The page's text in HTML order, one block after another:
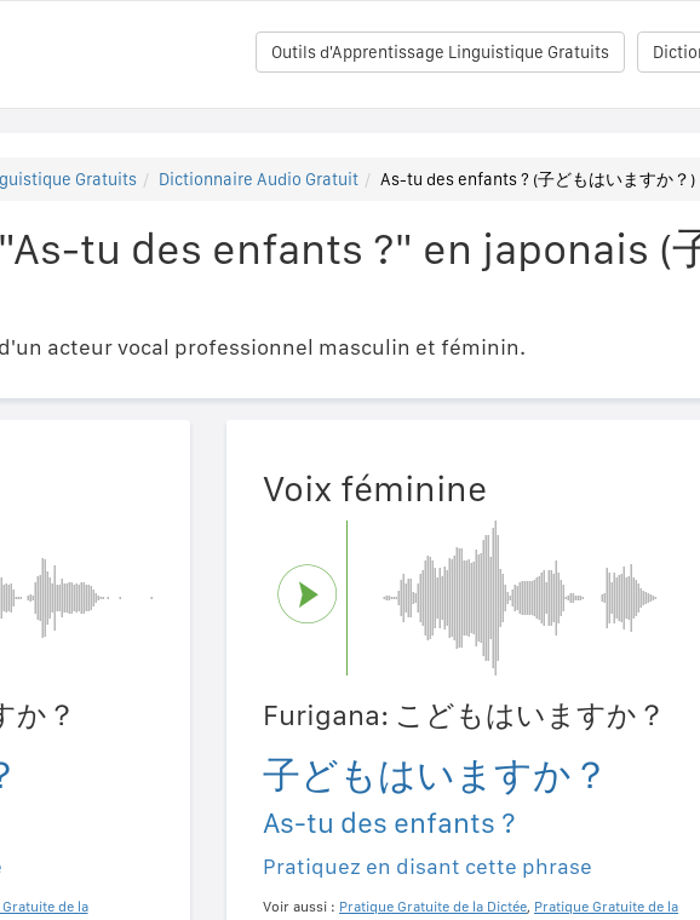
Outils d'Apprentissage Linguistique Gratuits
Gratuits Dictionnaire Audio Gratuit As-tu des enfants ? (子どもはいますか？)
tu des enfants ?" en japonais (
acteur vocal professionnel masculin et féminin.
か？
de la
Voix féminine
Furigana: こどもはいますか？
子どもはいますか？
As-tu des enfants ?
Pratiquez en disant cette phrase
Voir aussi : Pratique Gratuite de la Dictée, Pratique Gratuite de la